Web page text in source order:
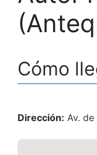
Cómo
Dirección: Av.